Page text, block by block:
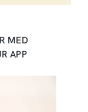
MED
APP